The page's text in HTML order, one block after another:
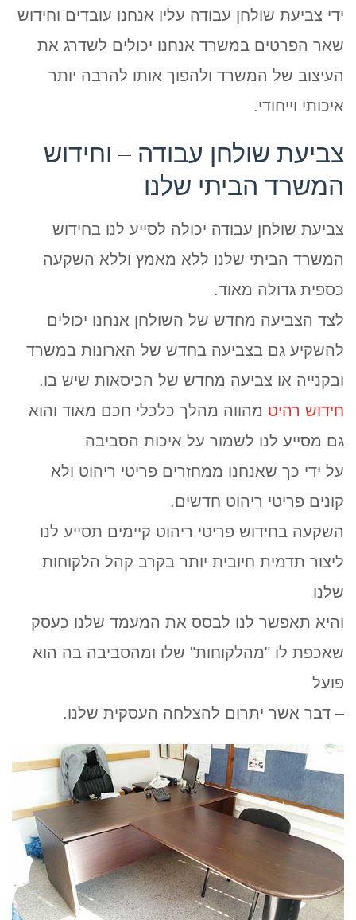
ידי צביעת שולחן עבודה עליו אנחנו עובדים וחידוש
שאר הפרטים במשרד אנחנו יכולים לשדרג את
העיצוב של המשרד ולהפוך אותו להרבה יותר
איכותי וייחודי.
צביעת שולחן עבודה – וחידוש
המשרד הביתי שלנו
צביעת שולחן עבודה יכולה לסייע לנו בחידוש
המשרד הביתי שלנו ללא מאמץ וללא השקעה
כספית גדולה מאוד.
לצד הצביעה מחדש של השולחן אנחנו יכולים
להשקיע גם בצביעה בחדש של הארונות במשרד
ובקנייה או צביעה מחדש של הכיסאות שיש בו.
חידוש רהיט מהווה מהלך כלכלי חכם מאוד והוא
גם מסייע לנו לשמור על איכות הסביבה
על ידי כך שאנחנו ממחזרים פריטי ריהוט ולא
קונים פריטי ריהוט חדשים.
השקעה בחידוש פריטי ריהוט קיימים תסייע לנו
ליצור תדמית חיובית יותר בקרב קהל הלקוחות
שלנו
והיא תאפשר לנו לבסס את המעמד שלנו כעסק
שאכפת לו "מהלקוחות" שלו ומהסביבה בה הוא
פועל
– דבר אשר יתרום להצלחה העסקית שלנו.